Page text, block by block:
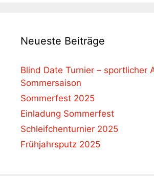
Neueste Beiträge
Blind Date Turnier – sportlicher
Sommersaison
Sommerfest 2025
Einladung Sommerfest
Schleifchenturnier 2025
Frühjahrsputz 2025